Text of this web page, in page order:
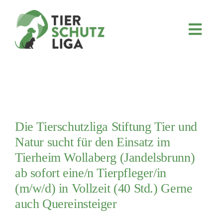
KOOPERATIONEN
4KIDS
TIERHEIMTIERE
Die Tierschutzliga Stiftung Tier und
Natur sucht für den Einsatz im
Tierheim Wollaberg (Jandelsbrunn)
ab sofort eine/n Tierpfleger/in
(m/w/d) in Vollzeit (40 Std.) Gerne
auch Quereinsteiger